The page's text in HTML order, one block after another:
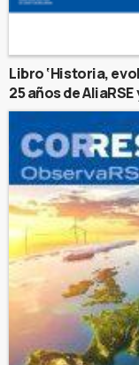
Libro ‘Historia,
25 años de